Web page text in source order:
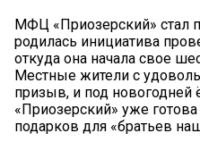
МФЦ «Приозерский» стал
родилась инициатива
откуда она начала свое
Местные жители с
призыв, и под
«Приозерский» уже
подарков для «братьев